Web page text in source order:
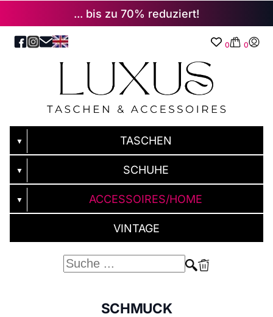
... bis zu 70% reduziert!
0 0
▼ TASCHEN
▼ SCHUHE
▼ ACCESSOIRES/HOME
VINTAGE
SCHMUCK